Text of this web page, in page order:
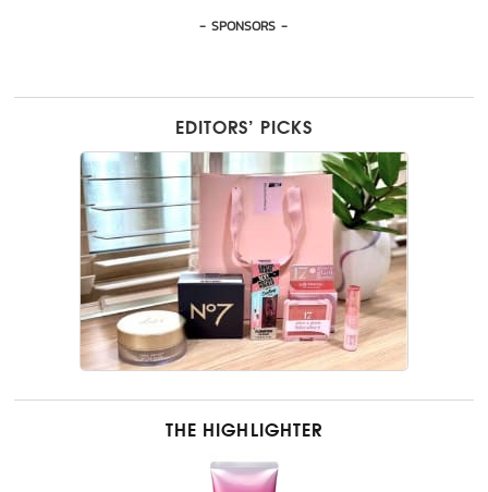
- SPONSORS -
EDITORS’ PICKS
THE HIGHLIGHTER